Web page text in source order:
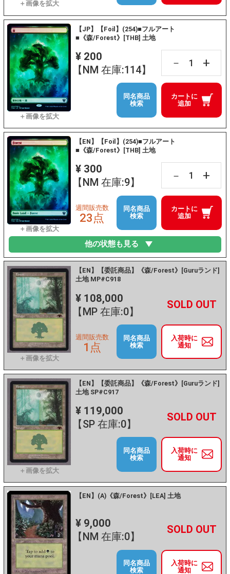
【JP】【Foil】(254)■フルアート
■《森/Forest》[THB] 土地
¥ 200
【NM 在庫:114】
－ +
カートに
追加
同名商品
検索
【EN】【Foil】(254)■フルアート
■《森/Forest》[THB] 土地
¥ 300
【NM 在庫:9】
－ +
カートに
追加
週間販売数
23点
同名商品
検索
他の状態も見る
【EN】【委託商品】《森/Forest》[Guruランド]
土地 MP#C918
¥ 108,000
【MP 在庫:0】
－ +
入荷時に
通知
週間販売数
1点
同名商品
検索
【EN】【委託商品】《森/Forest》[Guruランド]
土地 SP#C917
¥ 119,000
【SP 在庫:0】
－ +
入荷時に
通知
同名商品
検索
【EN】(A)《森/Forest》[LEA] 土地
¥ 9,000
【NM 在庫:0】
－ +
入荷時に
通知
同名商品
検索